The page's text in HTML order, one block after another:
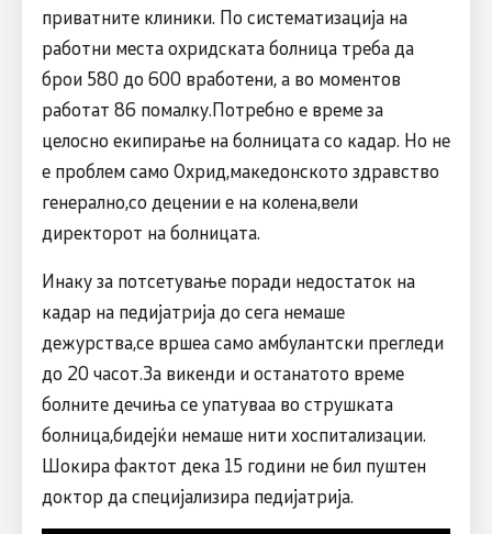
приватните клиники. По систематизација на
работни места охридската болница треба да
брои 580 до 600 вработени, а во моментов
работат 86 помалку.Потребно е време за
целосно екипирање на болницата со кадар. Но не
е проблем само Охрид,македонското здравство
генерално,со децении е на колена,вели
директорот на болницата.
Инаку за потсетување поради недостаток на
кадар на педијатрија до сега немаше
дежурства,се вршеа само амбулантски прегледи
до 20 часот.За викенди и останатото време
болните дечиња се упатуваа во струшката
болница,бидејќи немаше нити хоспитализации.
Шокира фактот дека 15 години не бил пуштен
доктор да специјализира педијатрија.